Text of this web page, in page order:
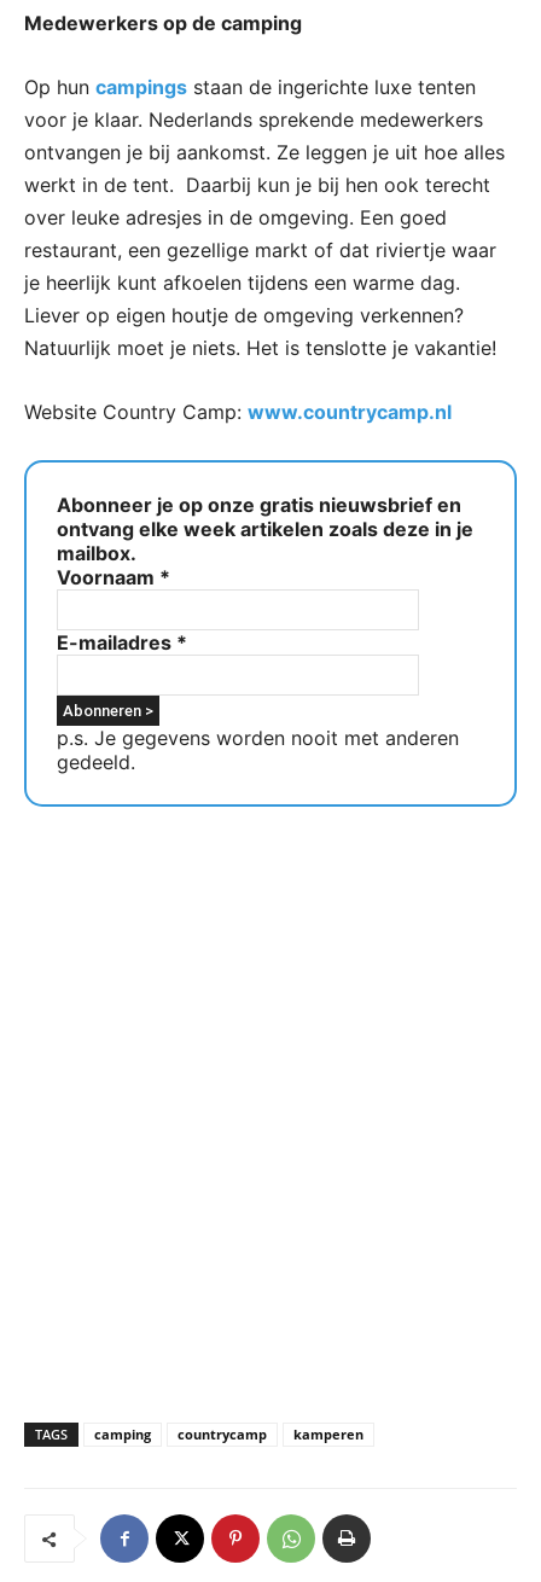
Medewerkers op de camping
Op hun campings staan de ingerichte luxe tenten
voor je klaar. Nederlands sprekende medewerkers
ontvangen je bij aankomst. Ze leggen je uit hoe alles
werkt in de tent. Daarbij kun je bij hen ook terecht
over leuke adresjes in de omgeving. Een goed
restaurant, een gezellige markt of dat riviertje waar
je heerlijk kunt afkoelen tijdens een warme dag.
Liever op eigen houtje de omgeving verkennen?
Natuurlijk moet je niets. Het is tenslotte je vakantie!
Website Country Camp: www.countrycamp.nl
Abonneer je op onze gratis nieuwsbrief en
ontvang elke week artikelen zoals deze in je
mailbox.
Voornaam *
E-mailadres *
p.s. Je gegevens worden nooit met anderen
gedeeld.
TAGS camping countrycamp kamperen